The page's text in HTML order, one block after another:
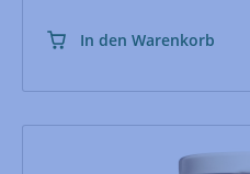
In den Warenkorb